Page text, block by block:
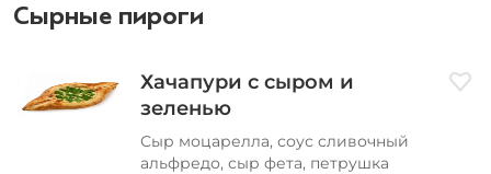
Сырные пироги
Хачапури с сыром и
зеленью
Сыр моцарелла, соус сливочный
альфредо, сыр фета, петрушка